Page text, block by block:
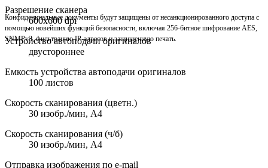
Конфиденциальные документы будут защищены от несанкционированного доступа с
помощью новейших функций безопасности, включая 256-битное шифрование AES,
SNMPv3, фильтрацию IP-адресов и защищенную печать.
Разрешение сканера
600x600 dpi
Устройство автоподачи оригиналов
двустороннее
Емкость устройства автоподачи оригиналов
100 листов
Скорость сканирования (цветн.)
30 изобр./мин, А4
Скорость сканирования (ч/б)
30 изобр./мин, А4
Отправка изображения по e-mail